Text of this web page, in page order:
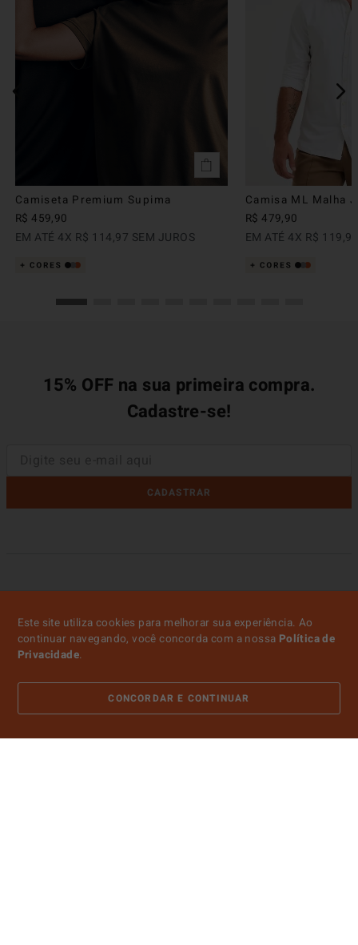
Camiseta Premium Supima
R$ 459,90
EM ATÉ 4X R$ 114,97 SEM JUROS
Camisa ML Malha
R$ 479,90
EM ATÉ 4X R$ 119,
15% OFF na sua primeira compra.
Cadastre-se!
CADASTRAR
ATENDIMENTO
Este site utiliza cookies para melhorar sua experiência. Ao
continuar navegando, você concorda com a nossa Política de
Privacidade.
CONCORDAR E CONTINUAR